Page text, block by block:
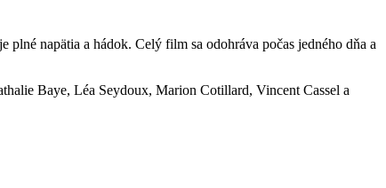
napätia a hádok. Celý film sa odohráva počas jedného dňa a
Baye, Léa Seydoux, Marion Cotillard, Vincent Cassel a